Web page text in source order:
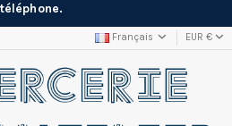
téléphone.
Français EUR €